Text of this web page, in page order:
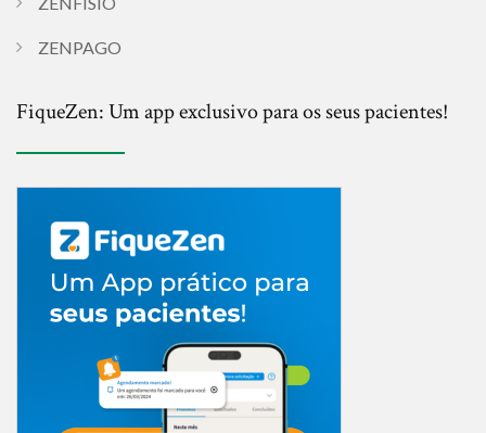
ZENPAGO
FiqueZen: Um app exclusivo para os seus pacientes!